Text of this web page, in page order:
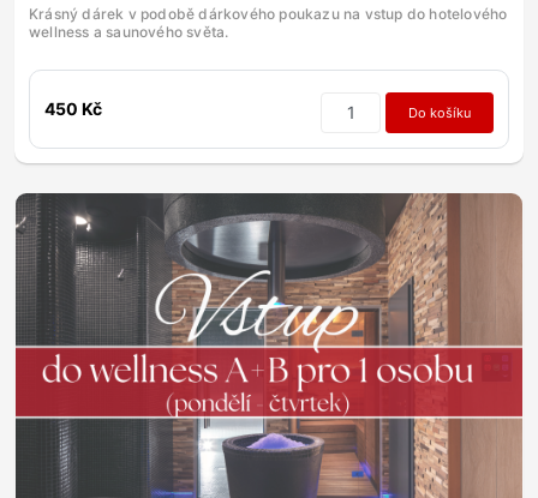
Krásný dárek v podobě dárkového poukazu na vstup do hotelového
wellness a saunového světa.
450 Kč Do košíku